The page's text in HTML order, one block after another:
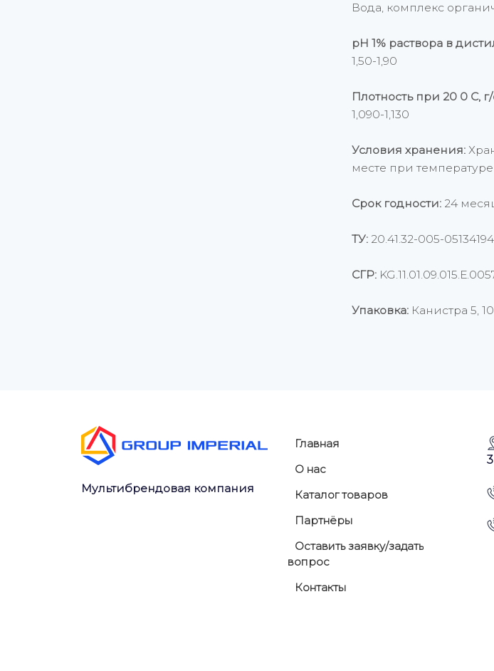
Вода, комплекс
рН 1% раствора в
1,50-1,90
Плотность при 20 0 С,
1,090-1,130
Условия хранения:
месте при температуре
Срок годности: 24
ТУ: 20.41.32-005-
СГР:
Упаковка: Канистра 5,
Мультибрендовая компания
Главная
О нас
Каталог товаров
Партнёры
Оставить заявку/задать
вопрос
Контакты